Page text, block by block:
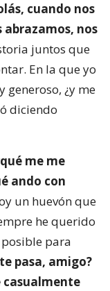
cuando nos
nos
juntos que
En la que yo
generoso, ¿y me
diciendo
me me
ando con
un huevón que
he querido
para
pasa, amigo?
casualmente